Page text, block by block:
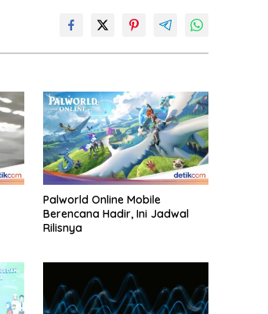
Palworld Online Mobile
Berencana Hadir, Ini Jadwal
Rilisnya